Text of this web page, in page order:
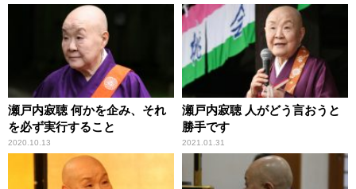
瀬戸内寂聴 何かを企み、それ
を必ず実行すること
2020.10.13
瀬戸内寂聴 人がどう言おうと
勝手です
2021.01.31